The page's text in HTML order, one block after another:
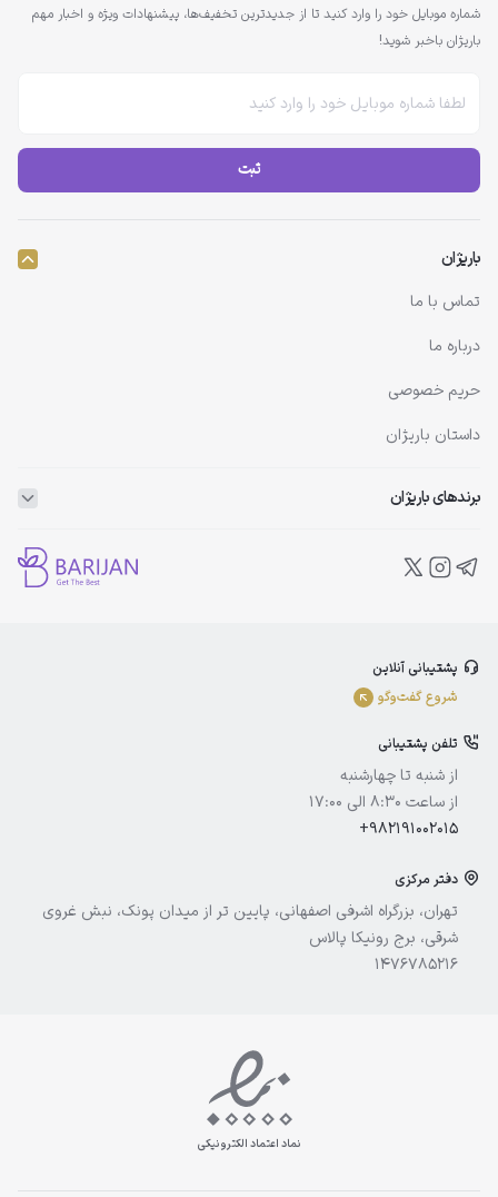
شماره موبایل خود را وارد کنید تا از جدیدترین تخفیف‌ها، پیشنهادات ویژه و اخبار مهم
باریژان باخبر شوید!
ثبت
باریژان
تماس با ما
درباره ما
حریم خصوصی
داستان باریژان
برندهای باریژان
ویتالیر
الوینا
آیسول
پشتیبانی آنلاین
شروع گفت‌و‌گو
تلفن پشتیبانی
از شنبه تا چهارشنبه
از ساعت 8:30 الی 17:00
+982191002015
دفتر مرکزی
تهران، بزرگراه اشرفی اصفهانی، پایین تر از میدان پونک، نبش غروی
شرقی، برج رونیکا پالاس
1476785216
نماد اعتماد الکترونیکی